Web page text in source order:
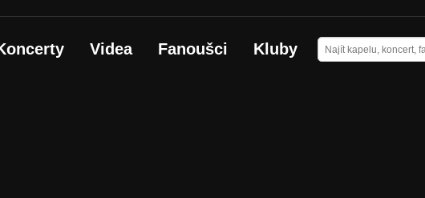
Videa Fanoušci Kluby